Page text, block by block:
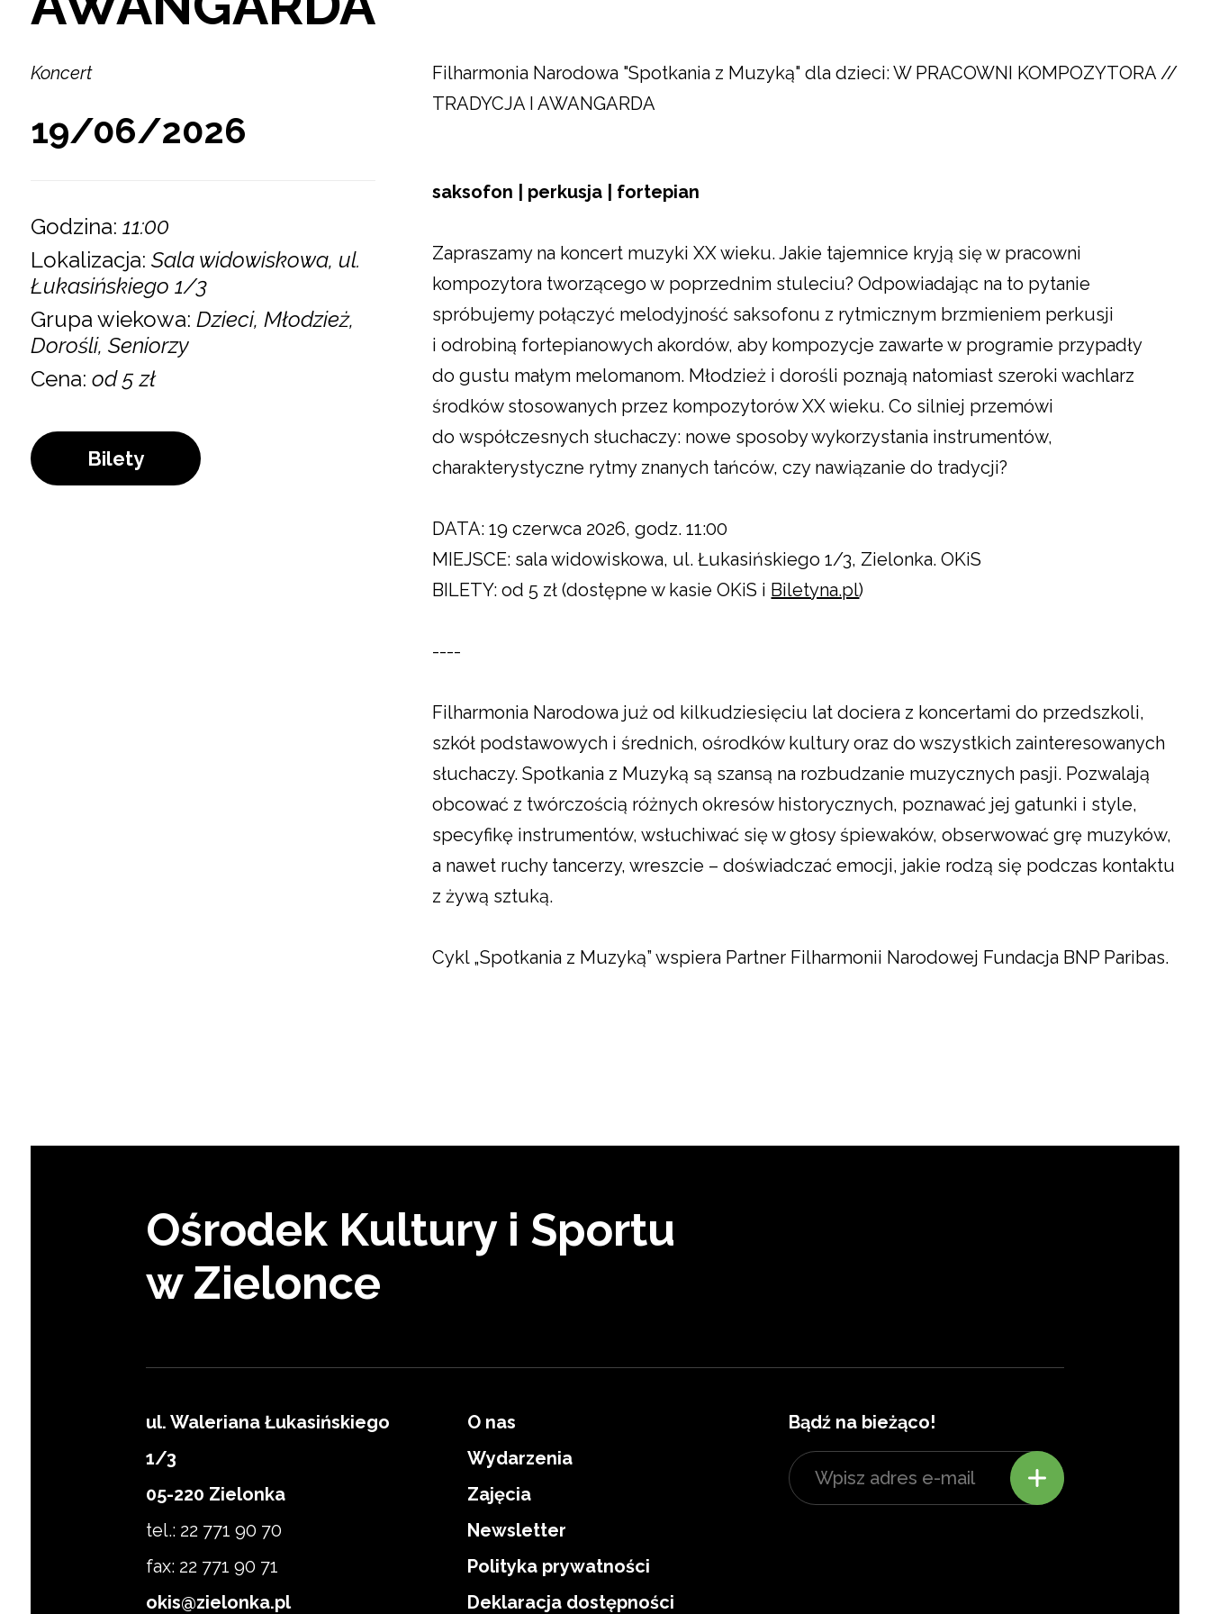
Koncert
19/06/2026
Godzina: 11:00
Lokalizacja: Sala widowiskowa, ul.
Łukasińskiego 1/3
Grupa wiekowa: Dzieci, Młodzież,
Dorośli, Seniorzy
Cena: od 5 zł
Bilety
Filharmonia Narodowa "Spotkania z Muzyką" dla dzieci: W PRACOWNI KOMPOZYTORA //
TRADYCJA I AWANGARDA
saksofon | perkusja | fortepian
Zapraszamy na koncert muzyki XX wieku. Jakie tajemnice kryją się w pracowni
kompozytora tworzącego w poprzednim stuleciu? Odpowiadając na to pytanie
spróbujemy połączyć melodyjność saksofonu z rytmicznym brzmieniem perkusji
i odrobiną fortepianowych akordów, aby kompozycje zawarte w programie przypadły
do gustu małym melomanom. Młodzież i dorośli poznają natomiast szeroki wachlarz
środków stosowanych przez kompozytorów XX wieku. Co silniej przemówi
do współczesnych słuchaczy: nowe sposoby wykorzystania instrumentów,
charakterystyczne rytmy znanych tańców, czy nawiązanie do tradycji?
DATA: 19 czerwca 2026, godz. 11:00
MIEJSCE: sala widowiskowa, ul. Łukasińskiego 1/3, Zielonka. OKiS
BILETY: od 5 zł (dostępne w kasie OKiS i Biletyna.pl)
----
Filharmonia Narodowa już od kilkudziesięciu lat dociera z koncertami do przedszkoli,
szkół podstawowych i średnich, ośrodków kultury oraz do wszystkich zainteresowanych
słuchaczy.Spotkania z Muzyką są szansą na rozbudzanie muzycznych pasji. Pozwalają
obcować z twórczością różnych okresów historycznych, poznawać jej gatunki i style,
specyfikę instrumentów, wsłuchiwać się w głosy śpiewaków, obserwować grę muzyków,
a nawet ruchy tancerzy, wreszcie – doświadczać emocji, jakie rodzą się podczas kontaktu
z żywą sztuką.
Cykl „Spotkania z Muzyką” wspiera Partner Filharmonii Narodowej Fundacja BNP Paribas.
Ośrodek Kultury i Sportu
w Zielonce
ul. Waleriana Łukasińskiego
1/3
05-220 Zielonka
tel.: 22 771 90 70
fax: 22 771 90 71
okis@zielonka.pl
O nas
Wydarzenia
Zajęcia
Newsletter
Polityka prywatności
Deklaracja dostępności
Bądź na bieżąco!